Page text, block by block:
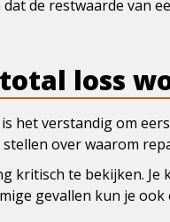
de restwaarde van
loss
het verstandig om
over waarom
kritisch te bekijken.
gevallen kun je